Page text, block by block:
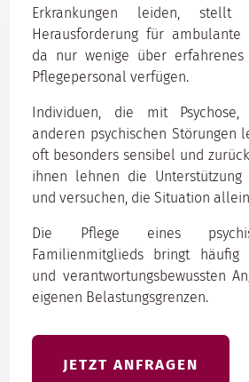
Erkrankungen leiden, stellt
Herausforderung für ambulante
da nur wenige über
Pflegepersonal verfügen.
Individuen, die mit
anderen psychischen Störungen
oft besonders sensibel und
ihnen lehnen die
und versuchen, die Situation
Die Pflege eines
Familienmitglieds bringt häufig
und verantwortungsbewussten
eigenen Belastungsgrenzen.
JETZT ANFRAGEN